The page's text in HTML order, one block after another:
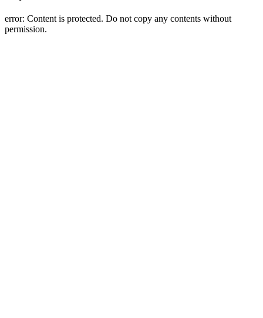
error: Content is protected. Do not copy any contents without
permission.